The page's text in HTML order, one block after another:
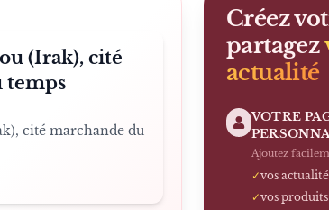
(Irak), cité
temps
cité marchande du
Créez
partagez
actualité
VOTRE
Ajoutez
✓vos
✓vos